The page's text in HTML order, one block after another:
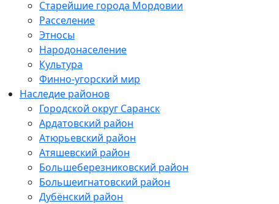
Старейшие города Мордовии
Расселение
Этносы
Народонаселение
Культура
Финно-угорский мир
Наследие районов
Городской округ Саранск
Ардатовский район
Атюрьевский район
Атяшевский район
Большеберезниковский район
Большеигнатовский район
Дубёнский район